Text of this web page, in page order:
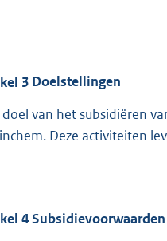
3 Doelstellingen
van het subsidiëren
Deze activiteiten
4Subsidievoorwaarden